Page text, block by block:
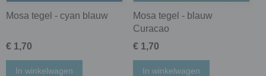
Mosa tegel - cyan blauw
€ 1,70
In winkelwagen
Mosa tegel - blauw
Curacao
€ 1,70
In winkelwagen